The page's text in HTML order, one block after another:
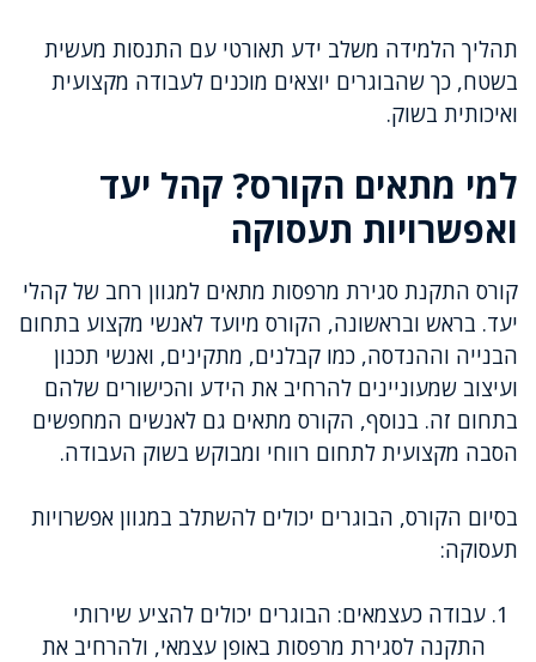
תהליך הלמידה משלב ידע תאורטי עם התנסות מעשית
בשטח, כך שהבוגרים יוצאים מוכנים לעבודה מקצועית
ואיכותית בשוק.
למי מתאים הקורס? קהל יעד
ואפשרויות תעסוקה
קורס התקנת סגירת מרפסות מתאים למגוון רחב של קהלי
יעד. בראש ובראשונה, הקורס מיועד לאנשי מקצוע בתחום
הבנייה וההנדסה, כמו קבלנים, מתקינים, ואנשי תכנון
ועיצוב שמעוניינים להרחיב את הידע והכישורים שלהם
בתחום זה. בנוסף, הקורס מתאים גם לאנשים המחפשים
הסבה מקצועית לתחום רווחי ומבוקש בשוק העבודה.
בסיום הקורס, הבוגרים יכולים להשתלב במגוון אפשרויות
תעסוקה:
עבודה כעצמאים: הבוגרים יכולים להציע שירותי
התקנה לסגירת מרפסות באופן עצמאי, ולהרחיב את